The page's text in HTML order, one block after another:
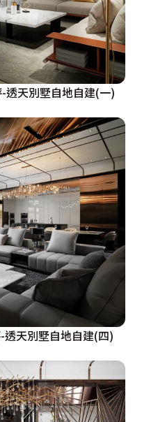
透天別墅自地自建(一)
天別墅自地自建(四)